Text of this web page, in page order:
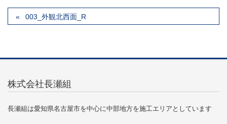
003_外観北西面_R
株式会社長瀬組
長瀬組は愛知県名古屋市を中心に中部地方を施工エリアとしています